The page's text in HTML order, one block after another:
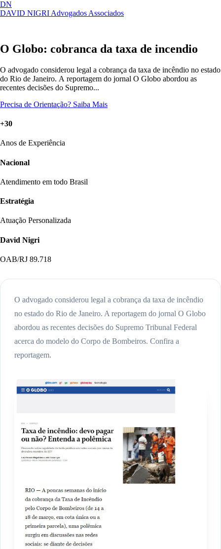
DN
DAVID NIGRI Advogados Associados
Artigos, sentenças, áreas de atuação,
O Globo: cobranca da taxa de incendio
O advogado considerou legal a cobrança da taxa de incêndio no estado
do Rio de Janeiro. A reportagem do jornal O Globo abordou as
recentes decisões do Supremo...
Precisa de Orientação? Saiba Mais
+30
Anos de Experiência
Nacional
Atendimento em todo Brasil
Estratégia
Atuação Personalizada
David Nigri
OAB/RJ 89.718
O advogado considerou legal a cobrança da taxa de incêndio
no estado do Rio de Janeiro. A reportagem do jornal O Globo
abordou as recentes decisões do Supremo Tribunal Federal
acerca do modelo do Corpo de Bombeiros. Confira a
reportagem.